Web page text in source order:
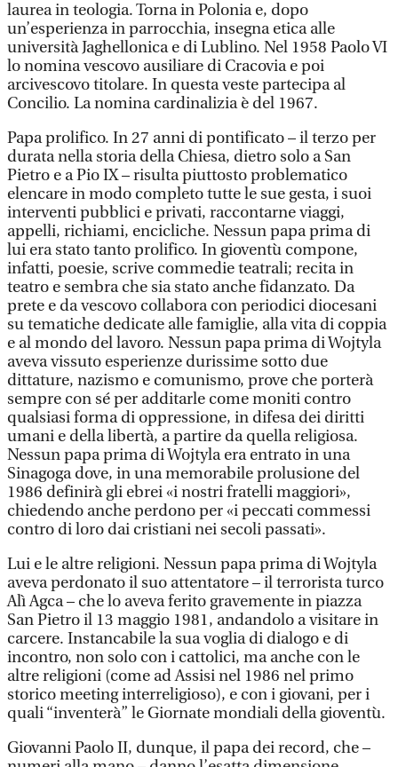
laurea in teologia. Torna in Polonia e, dopo
un’esperienza in parrocchia, insegna etica alle
università Jaghellonica e di Lublino. Nel 1958 Paolo VI
lo nomina vescovo ausiliare di Cracovia e poi
arcivescovo titolare. In questa veste partecipa al
Concilio. La nomina cardinalizia è del 1967.
Papa prolifico. In 27 anni di pontificato – il terzo per
durata nella storia della Chiesa, dietro solo a San
Pietro e a Pio IX – risulta piuttosto problematico
elencare in modo completo tutte le sue gesta, i suoi
interventi pubblici e privati, raccontarne viaggi,
appelli, richiami, encicliche. Nessun papa prima di
lui era stato tanto prolifico. In gioventù compone,
infatti, poesie, scrive commedie teatrali; recita in
teatro e sembra che sia stato anche fidanzato. Da
prete e da vescovo collabora con periodici diocesani
su tematiche dedicate alle famiglie, alla vita di coppia
e al mondo del lavoro. Nessun papa prima di Wojtyla
aveva vissuto esperienze durissime sotto due
dittature, nazismo e comunismo, prove che porterà
sempre con sé per additarle come moniti contro
qualsiasi forma di oppressione, in difesa dei diritti
umani e della libertà, a partire da quella religiosa.
Nessun papa prima di Wojtyla era entrato in una
Sinagoga dove, in una memorabile prolusione del
1986 definirà gli ebrei «i nostri fratelli maggiori»,
chiedendo anche perdono per «i peccati commessi
contro di loro dai cristiani nei secoli passati».
Lui e le altre religioni. Nessun papa prima di Wojtyla
aveva perdonato il suo attentatore – il terrorista turco
Alì Agca – che lo aveva ferito gravemente in piazza
San Pietro il 13 maggio 1981, andandolo a visitare in
carcere. Instancabile la sua voglia di dialogo e di
incontro, non solo con i cattolici, ma anche con le
altre religioni (come ad Assisi nel 1986 nel primo
storico meeting interreligioso), e con i giovani, per i
quali “inventerà” le Giornate mondiali della gioventù.
Giovanni Paolo II, dunque, il papa dei record, che –